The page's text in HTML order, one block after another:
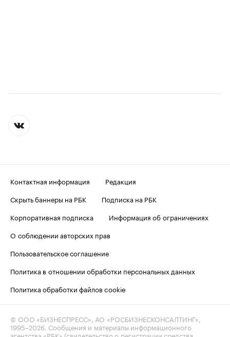
Контактная информация
Редакция
Скрыть баннеры на РБК
Подписка на РБК
Корпоративная подписка
Информация об ограничениях
О соблюдении авторских прав
Пользовательское соглашение
Политика в отношении обработки персональных данных
Политика обработки файлов cookie
© ООО «БИЗНЕСПРЕСС», АО «РОСБИЗНЕСКОНСАЛТИНГ»,
1995–2026. Сообщения и материалы информационного